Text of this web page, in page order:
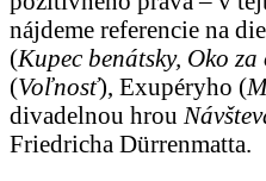
nájdeme referencie na
(Kupec benátsky, Oko za
(Voľnosť), Exupéryho (
divadelnou hrou
Friedricha Dürrenmatta.